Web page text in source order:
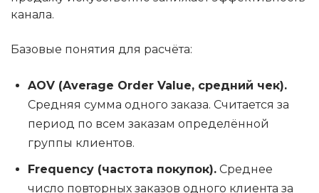
канала.
Базовые понятия для расчёта:
AOV (Average Order Value, средний чек).
Средняя сумма одного заказа. Считается за
период по всем заказам определённой
группы клиентов.
Frequency (частота покупок). Среднее
число повторных заказов одного клиента за